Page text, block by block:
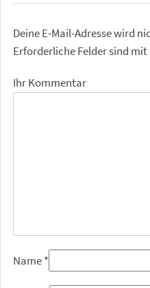
Deine E-Mail-Adresse wird
Erforderliche Felder sind mit
Ihr Kommentar
Name*